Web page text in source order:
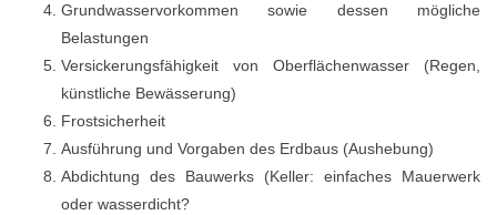
Grundwasservorkommen sowie dessen mögliche
Belastungen
Versickerungsfähigkeit von Oberflächenwasser (Regen,
künstliche Bewässerung)
Frostsicherheit
Ausführung und Vorgaben des Erdbaus (Aushebung)
Abdichtung des Bauwerks (Keller: einfaches Mauerwerk
oder wasserdicht?